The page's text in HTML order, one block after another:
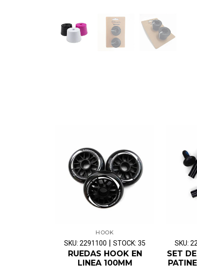
HOOK
SKU: 2291100 | STOCK: 35
RUEDAS HOOK EN
LINEA 100MM
SKU:
SET